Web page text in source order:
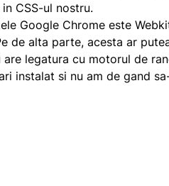
CSS-ul nostru.
Google Chrome este
de alta parte, acesta ar
are legatura cu motorul de
instalat si nu am de gand